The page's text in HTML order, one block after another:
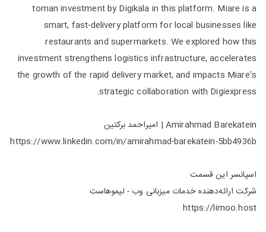
toman investment by Digikala in this platform. Miare is a
smart, fast-delivery platform for local businesses like
restaurants and supermarkets. We explored how this
investment strengthens logistics infrastructure, accelerates
the growth of the rapid delivery market, and impacts Miare’s
strategic collaboration with Digiexpress.
Amirahmad Barekatein | امیراحمد برکتین
https://www.linkedin.com/in/amirahmad-barekatein-5bb4936b
اسپانسر این قسمت
شرکت ارائه‌دهنده خدمات میزبانی وب - لیموهاست
https://limoo.host